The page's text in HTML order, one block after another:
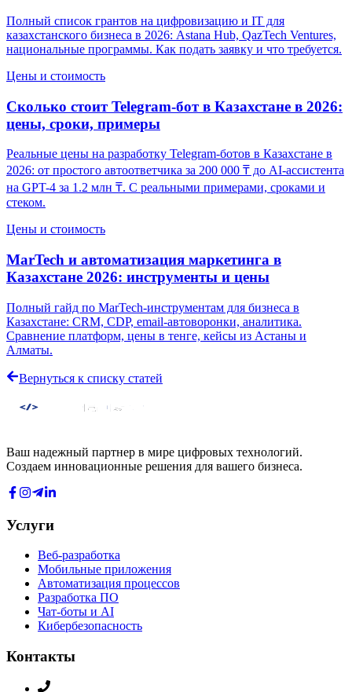
Полный список грантов на цифровизацию и IT для
казахстанского бизнеса в 2026: Astana Hub, QazTech Ventures,
национальные программы. Как подать заявку и что требуется.
Цены и стоимость
Сколько стоит Telegram-бот в Казахстане в 2026:
цены, сроки, примеры
Реальные цены на разработку Telegram-ботов в Казахстане в
2026: от простого автоответчика за 200 000 ₸ до AI-ассистента
на GPT-4 за 1.2 млн ₸. С реальными примерами, сроками и
стеком.
Цены и стоимость
MarTech и автоматизация маркетинга в
Казахстане 2026: инструменты и цены
Полный гайд по MarTech-инструментам для бизнеса в
Казахстане: CRM, CDP, email-автоворонки, аналитика.
Сравнение платформ, цены в тенге, кейсы из Астаны и
Алматы.
Вернуться к списку статей
Ваш надежный партнер в мире цифровых технологий.
Создаем инновационные решения для вашего бизнеса.
Услуги
Веб-разработка
Мобильные приложения
Автоматизация процессов
Разработка ПО
Чат-боты и AI
Кибербезопасность
Контакты